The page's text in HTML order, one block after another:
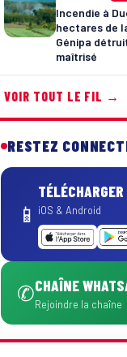
Incendie à
hectares de
Génipa
maîtrisé
VOIR TOUT LE FIL →
RESTEZ
📱 iOS & Android
✆CHAÎNE
Rejoindre la chaîne